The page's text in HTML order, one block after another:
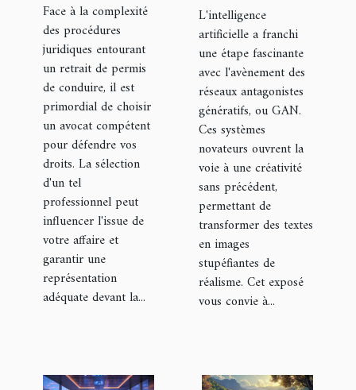
un retrait
de permis ?
Face à la complexité
des procédures
juridiques entourant
un retrait de permis
de conduire, il est
primordial de choisir
un avocat compétent
pour défendre vos
droits. La sélection
d'un tel
professionnel peut
influencer l'issue de
votre affaire et
garantir une
représentation
adéquate devant la...
images
réalistes
L'intelligence
artificielle a franchi
une étape fascinante
avec l'avènement des
réseaux antagonistes
génératifs, ou GAN.
Ces systèmes
novateurs ouvrent la
voie à une créativité
sans précédent,
permettant de
transformer des textes
en images
stupéfiantes de
réalisme. Cet exposé
vous convie à...